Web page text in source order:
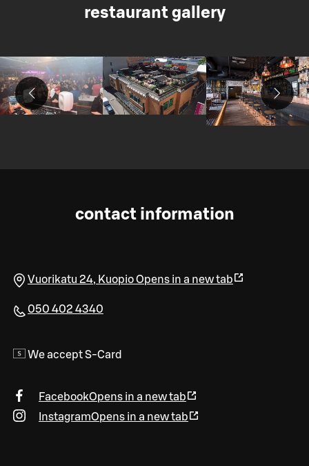
restaurant gallery
contact information
Vuorikatu 24, KuopioOpens in a new tab
050 402 4340
We accept S-Card
FacebookOpens in a new tab
InstagramOpens in a new tab